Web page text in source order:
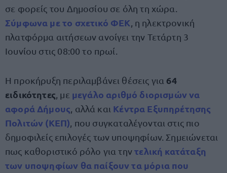
σε φορείς του Δημοσίου σε όλη τη χώρα.
Σύμφωνα με το σχετικό ΦΕΚ , η ηλεκτρονική
πλατφόρμα αιτήσεων ανοίγει την Τετάρτη 3
Ιουνίου στις 08:00 το πρωί.
Η προκήρυξη περιλαμβάνει θέσεις για 64
ειδικότητες , με μεγάλο αριθμό διορισμών να
αφορά Δήμους , αλλά και Κέντρα Εξυπηρέτησης
Πολιτών (ΚΕΠ) , που συγκαταλέγονται στις πιο
δημοφιλείς επιλογές των υποψηφίων. Σημειώνεται
πως καθοριστικό ρόλο για τηντελική κατάταξη
των υποψηφίων θα παίξουν τα μόρια που